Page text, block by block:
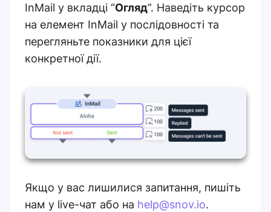
InMail у вкладці “Огляд”. Наведіть курсор
на елемент InMail у послідовності та
перегляньте показники для цієї
конкретної дії.
Якщо у вас лишилися запитання, пишіть
нам у live-чат або на help@snov.io.